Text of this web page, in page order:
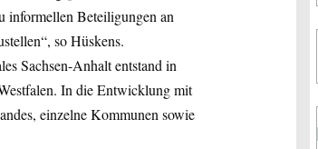
informellen Beteiligungen an
so Hüskens.
Sachsen-Anhalt entstand in
In die Entwicklung mit
einzelne Kommunen sowie